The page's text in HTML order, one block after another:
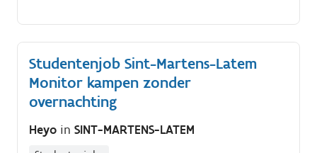
Studentenjob Sint-Martens-Latem
Monitor kampen zonder
overnachting
Heyo in SINT-MARTENS-LATEM